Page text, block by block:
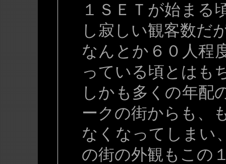
１ＳＥＴが始まる
し寂しい観客数だ
なんとか６０人程
っている頃とはも
しかも多くの年配
ークの街からも、
なくなってしまい
の街の外観もこの